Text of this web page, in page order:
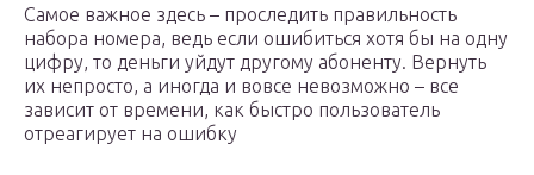
Самое важное здесь – проследить правильность
набора номера, ведь если ошибиться хотя бы на одну
цифру, то деньги уйдут другому абоненту. Вернуть
их непросто, а иногда и вовсе невозможно – все
зависит от времени, как быстро пользователь
отреагирует на ошибку